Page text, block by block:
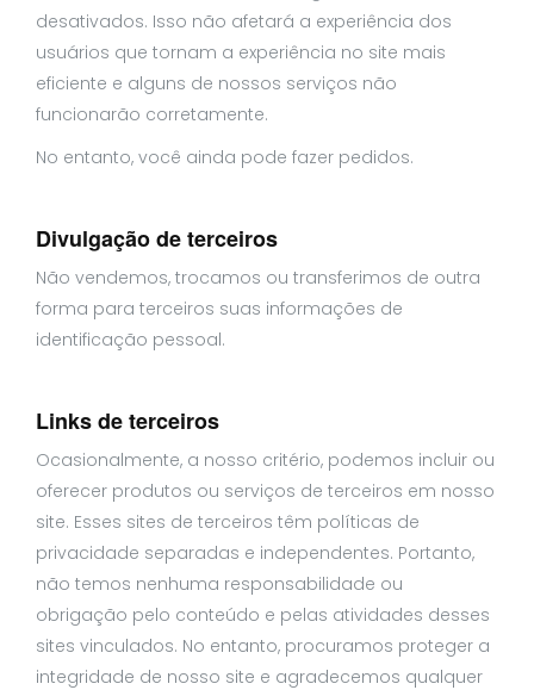
desativados. Isso não afetará a experiência dos
usuários que tornam a experiência no site mais
eficiente e alguns de nossos serviços não
funcionarão corretamente.
No entanto, você ainda pode fazer pedidos.
Divulgação de terceiros
Não vendemos, trocamos ou transferimos de outra
forma para terceiros suas informações de
identificação pessoal.
Links de terceiros
Ocasionalmente, a nosso critério, podemos incluir ou
oferecer produtos ou serviços de terceiros em nosso
site. Esses sites de terceiros têm políticas de
privacidade separadas e independentes. Portanto,
não temos nenhuma responsabilidade ou
obrigação pelo conteúdo e pelas atividades desses
sites vinculados. No entanto, procuramos proteger a
integridade de nosso site e agradecemos qualquer